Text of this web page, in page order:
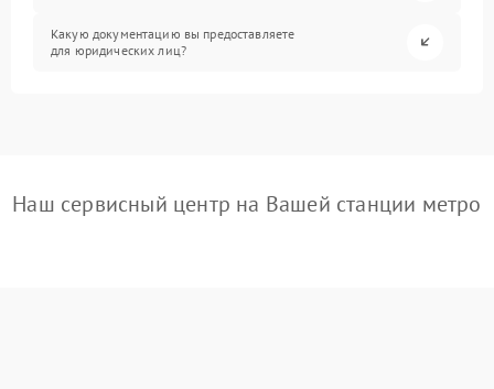
Какую документацию вы предоставляете
для юридических лиц?
Наш сервисный центр на Вашей станции метро